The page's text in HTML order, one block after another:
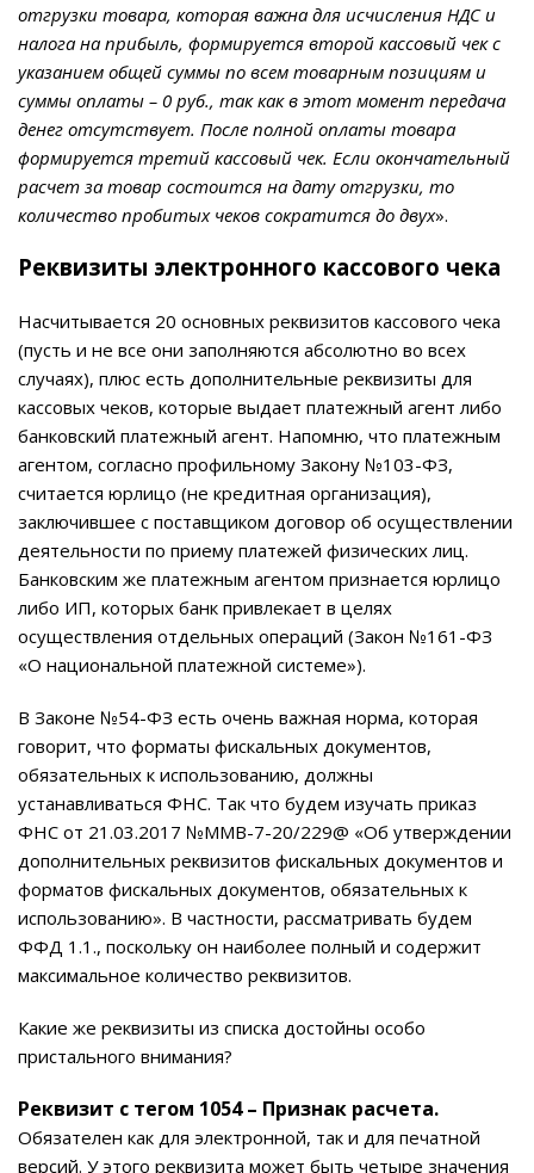
отгрузки товара, которая важна для исчисления НДС и
налога на прибыль, формируется второй кассовый чек с
указанием общей суммы по всем товарным позициям и
суммы оплаты – 0 руб., так как в этот момент передача
денег отсутствует. После полной оплаты товара
формируется третий кассовый чек. Если окончательный
расчет за товар состоится на дату отгрузки, то
количество пробитых чеков сократится до двух».
Реквизиты электронного кассового чека
Насчитывается 20 основных реквизитов кассового чека
(пусть и не все они заполняются абсолютно во всех
случаях), плюс есть дополнительные реквизиты для
кассовых чеков, которые выдает платежный агент либо
банковский платежный агент. Напомню, что платежным
агентом, согласно профильному Закону №103-ФЗ,
считается юрлицо (не кредитная организация),
заключившее с поставщиком договор об осуществлении
деятельности по приему платежей физических лиц.
Банковским же платежным агентом признается юрлицо
либо ИП, которых банк привлекает в целях
осуществления отдельных операций (Закон №161-ФЗ
«О национальной платежной системе»).
В Законе №54-ФЗ есть очень важная норма, которая
говорит, что форматы фискальных документов,
обязательных к использованию, должны
устанавливаться ФНС. Так что будем изучать приказ
ФНС от 21.03.2017 №ММВ-7-20/229@ «Об утверждении
дополнительных реквизитов фискальных документов и
форматов фискальных документов, обязательных к
использованию». В частности, рассматривать будем
ФФД 1.1., поскольку он наиболее полный и содержит
максимальное количество реквизитов.
Какие же реквизиты из списка достойны особо
пристального внимания?
Реквизит с тегом 1054 – Признак расчета.
Обязателен как для электронной, так и для печатной
версий. У этого реквизита может быть четыре значения